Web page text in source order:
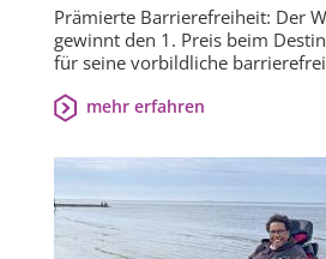
Prämierte Barrierefreiheit: Der
gewinnt den 1. Preis beim
für seine vorbildliche
mehr erfahren